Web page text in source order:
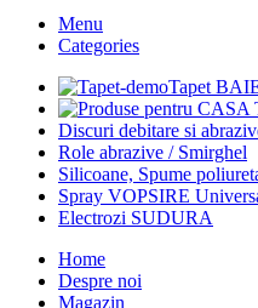
Menu
Categories
Tapet
Discuri debitare si
Role abrazive / Smirghel
Silicoane, Spume
Spray VOPSIRE
Electrozi SUDURA
Home
Despre noi
Magazin